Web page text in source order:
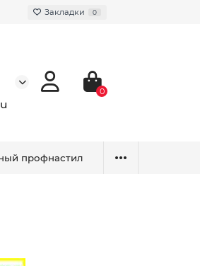
Закладки 0
0
профнастил